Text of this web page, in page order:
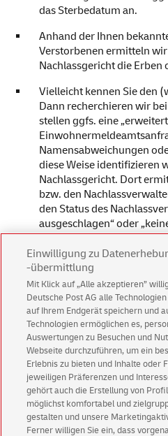
das Sterbedatum an.
Anhand der Ihnen
Verstorbenen ermitteln
Nachlassgericht die Erben
Vielleicht kennen Sie den
Dann recherchieren wir
stellen ggfs. eine
Namensabweichungen
diese Weise identifizieren
Nachlassgericht. Dort
bzw. den
den Status des
ausgeschlagen“ oder
Mehr erfahren?
Lesen Sie mehr in unserem
oder mailen Sie uns an
Einwilligung zu
-übermittlung
Mit Klick auf „Alle akzeptieren”
Deutsche Post AG alle
auf Ihrem Endgerät speichern und
Technologien ermöglichen es,
Auswertungen zu Besuchen und
Webseite durchzuführen, um ein
Erlebnis zu bieten und Inhalte oder
jeweiligen Präferenzen und
gehört auch die Erstellung von
möglichst komfortabel und
gestalten und unsere
Ferner willigen Sie ein, dass